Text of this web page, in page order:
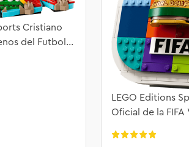
Cristiano
del Futbol
LEGO Editions
Oficial de la